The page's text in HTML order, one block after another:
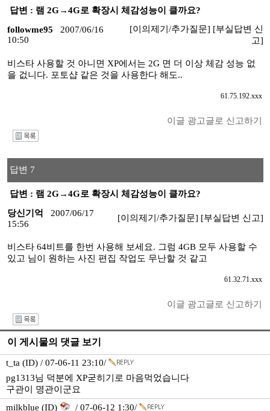
답변 : 램 2G→4G로 확장시 체감성능이 클까요?
followme95
2007/06/16
10:50
[이의제기/추가질문] [부실답변 신
고]
비스타 사용할 것 아니면 XP에서는 2G 면 더 이상 체감 성능 없
을 겂니다. 포토샵 같은 것을 사용한다 해도..
61.75.192.xxx
이글 광고글로 신고하기
답변 7
답변 : 램 2G→4G로 확장시 체감성능이 클까요?
당신기억
2007/06/17
15:56
[이의제기/추가질문] [부실답변 신고]
비스타 64비트를 한번 사용해 보세요. 그럼 4GB 모두 사용할 수
있고 님이 원하는 사진 편집 작업도 무난할 것 같고
61.32.71.xxx
이글 광고글로 신고하기
이 게시물의 댓글 보기
t_ta (ID) / 07-06-11 23:10/
pg1313님 덕분에 XP굳히기로 마음먹었습니다
구관이 명관이군요
milkblue (ID)
/ 07-06-12 1:30/